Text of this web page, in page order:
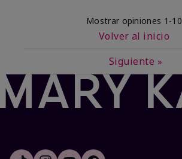
Mostrar opiniones 1-10
Volver al inicio
Siguiente »